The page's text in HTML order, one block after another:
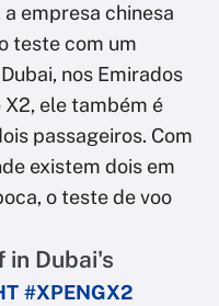
empresa chinesa
teste com um
nos Emirados
X2, ele também é
passageiros. Com
existem dois em
o teste de voo
Dubai's
#XPENGX2